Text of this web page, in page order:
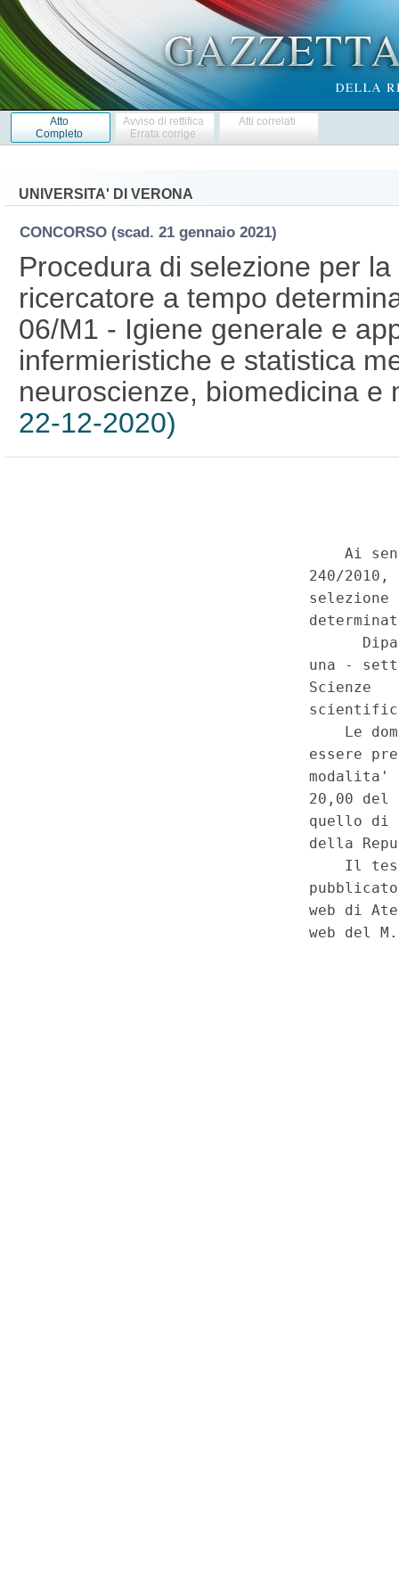
Atto
Completo
Avviso di rettifica
Errata corrige
Atti correlati
UNIVERSITA' DI VERONA
CONCORSO (scad. 21 gennaio 2021)
Procedura di selezione per
ricercatore a tempo
06/M1 - Igiene generale e
infermieristiche e statistica
neuroscienze, biomedicina e
22-12-2020)